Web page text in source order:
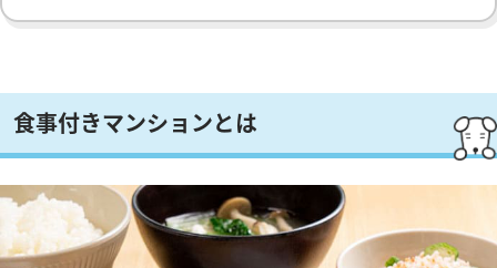
食事付きマンションとは